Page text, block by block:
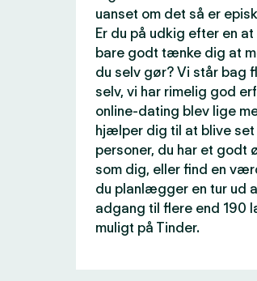
uanset om det så er
Er du på udkig efter en
bare godt tænke dig at
du selv gør? Vi står bag
selv, vi har rimelig god
online-dating blev lige
hjælper dig til at blive
personer, du har et godt
som dig, eller find en
du planlægger en tur ud
adgang til flere end 190
muligt på Tinder.